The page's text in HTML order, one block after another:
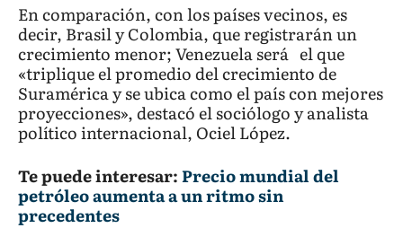
En comparación, con los países vecinos, es
decir, Brasil y Colombia, que registrarán un
crecimiento menor; Venezuela será el que
«triplique el promedio del crecimiento de
Suramérica y se ubica como el país con mejores
proyecciones», destacó el sociólogo y analista
político internacional, Ociel López.
Te puede interesar:Precio mundial del
petróleo aumenta a un ritmo sin
precedentes